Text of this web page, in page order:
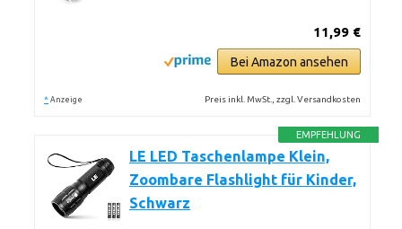
11,99 €
Bei Amazon ansehen
* Anzeige Preis inkl. MwSt., zzgl. Versandkosten
EMPFEHLUNG
LE LED Taschenlampe Klein,
Zoombare Flashlight für Kinder,
Schwarz